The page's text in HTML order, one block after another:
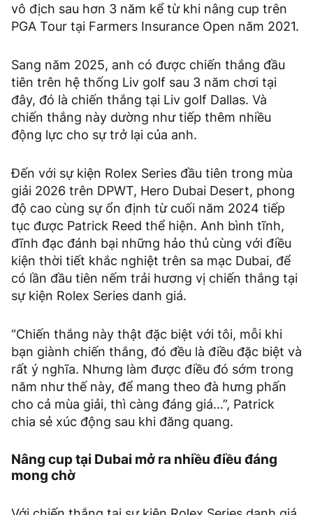
vô địch sau hơn 3 năm kể từ khi nâng cup trên
PGA Tour tại Farmers Insurance Open năm 2021.
Sang năm 2025, anh có được chiến thắng đầu
tiên trên hệ thống Liv golf sau 3 năm chơi tại
đây, đó là chiến thắng tại Liv golf Dallas. Và
chiến thắng này dường như tiếp thêm nhiều
động lực cho sự trở lại của anh.
Đến với sự kiện Rolex Series đầu tiên trong mùa
giải 2026 trên DPWT, Hero Dubai Desert, phong
độ cao cùng sự ổn định từ cuối năm 2024 tiếp
tục được Patrick Reed thể hiện. Anh bình tĩnh,
đĩnh đạc đánh bại những hảo thủ cùng với điều
kiện thời tiết khắc nghiệt trên sa mạc Dubai, để
có lần đầu tiên nếm trải hương vị chiến thắng tại
sự kiện Rolex Series danh giá.
“Chiến thắng này thật đặc biệt với tôi, mỗi khi
bạn giành chiến thắng, đó đều là điều đặc biệt và
rất ý nghĩa. Nhưng làm được điều đó sớm trong
năm như thế này, để mang theo đà hưng phấn
cho cả mùa giải, thì càng đáng giá…”, Patrick
chia sẻ xúc động sau khi đăng quang.
Nâng cup tại Dubai mở ra nhiều điều đáng
mong chờ